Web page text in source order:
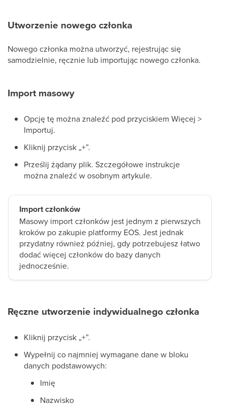
Utworzenie nowego członka
Nowego członka można utworzyć, rejestrując się
samodzielnie, ręcznie lub importując nowego członka.
Import masowy
Opcję tę można znaleźć pod przyciskiem Więcej >
Importuj.
Kliknij przycisk „+”.
Prześlij żądany plik. Szczegółowe instrukcje
można znaleźć w osobnym artykule.
Import członków
Masowy import członków jest jednym z pierwszych
kroków po zakupie platformy EOS. Jest jednak
przydatny również później, gdy potrzebujesz łatwo
dodać więcej członków do bazy danych
jednocześnie.
Ręczne utworzenie indywidualnego członka
Kliknij przycisk „+”.
Wypełnij co najmniej wymagane dane w bloku
danych podstawowych:
Imię
Nazwisko